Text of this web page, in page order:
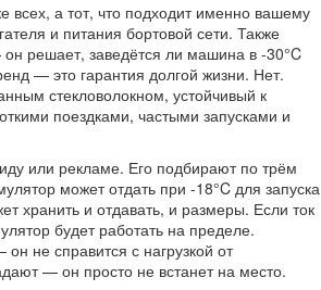
всех, а тот, что подходит именно вашему
и питания бортовой сети. Также
решает, заведётся ли машина в -30°C
— это гарантия долгой жизни. Нет.
стекловолокном, устойчивый к
поездками, частыми запусками и
или рекламе. Его подбирают по трём
может отдать при -18°C для запуска
хранить и отдавать, и размеры. Если ток
будет работать на пределе.
не справится с нагрузкой от
— он просто не встанет на место.